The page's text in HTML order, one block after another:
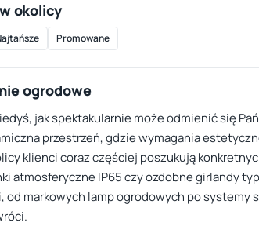
okolicy
Promowane
ogrodowe
jak spektakularnie może odmienić się
przestrzeń, gdzie wymagania
klienci coraz częściej poszukują
atmosferyczne IP65 czy ozdobne girlandy
od markowych lamp ogrodowych po